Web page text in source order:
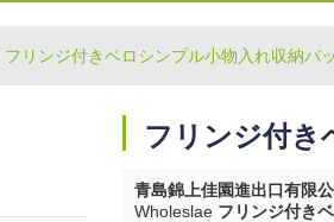
フリンジ付きベロシンプル小物入れ収納バ
フリンジ付き
青島錦上佳園進出口有限
Wholeslae フリンジ付き